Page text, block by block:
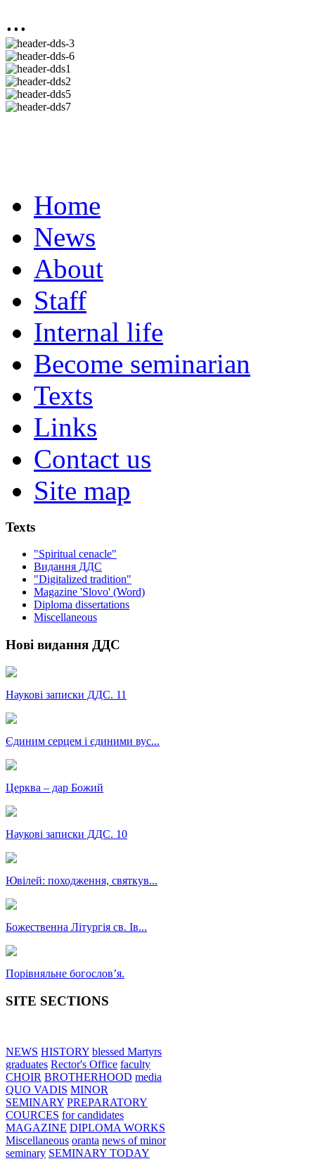
...
Home
News
About
Staff
Internal life
Become seminarian
Texts
Links
Contact us
Site map
Texts
"Spiritual cenacle"
Видання ДДС
"Digitalized tradition"
Magazine 'Slovo' (Word)
Diploma dissertations
Miscellaneous
Нові видання ДДС
Наукові записки ДДС. 11
Єдиним серцем і єдиними вус...
Церква – дар Божий
Наукові записки ДДС. 10
Ювілей: походження, святкув...
Божественна Літургія св. Ів...
Порівняльне богословʼя.
SITE SECTIONS
NEWS HISTORY blessed Martyrs
graduates Rector's Office faculty
CHOIR BROTHERHOOD media
QUO VADIS MINOR
SEMINARY PREPARATORY
COURCES for candidates
MAGAZINE DIPLOMA WORKS
Miscellaneous oranta news of minor
seminary SEMINARY TODAY